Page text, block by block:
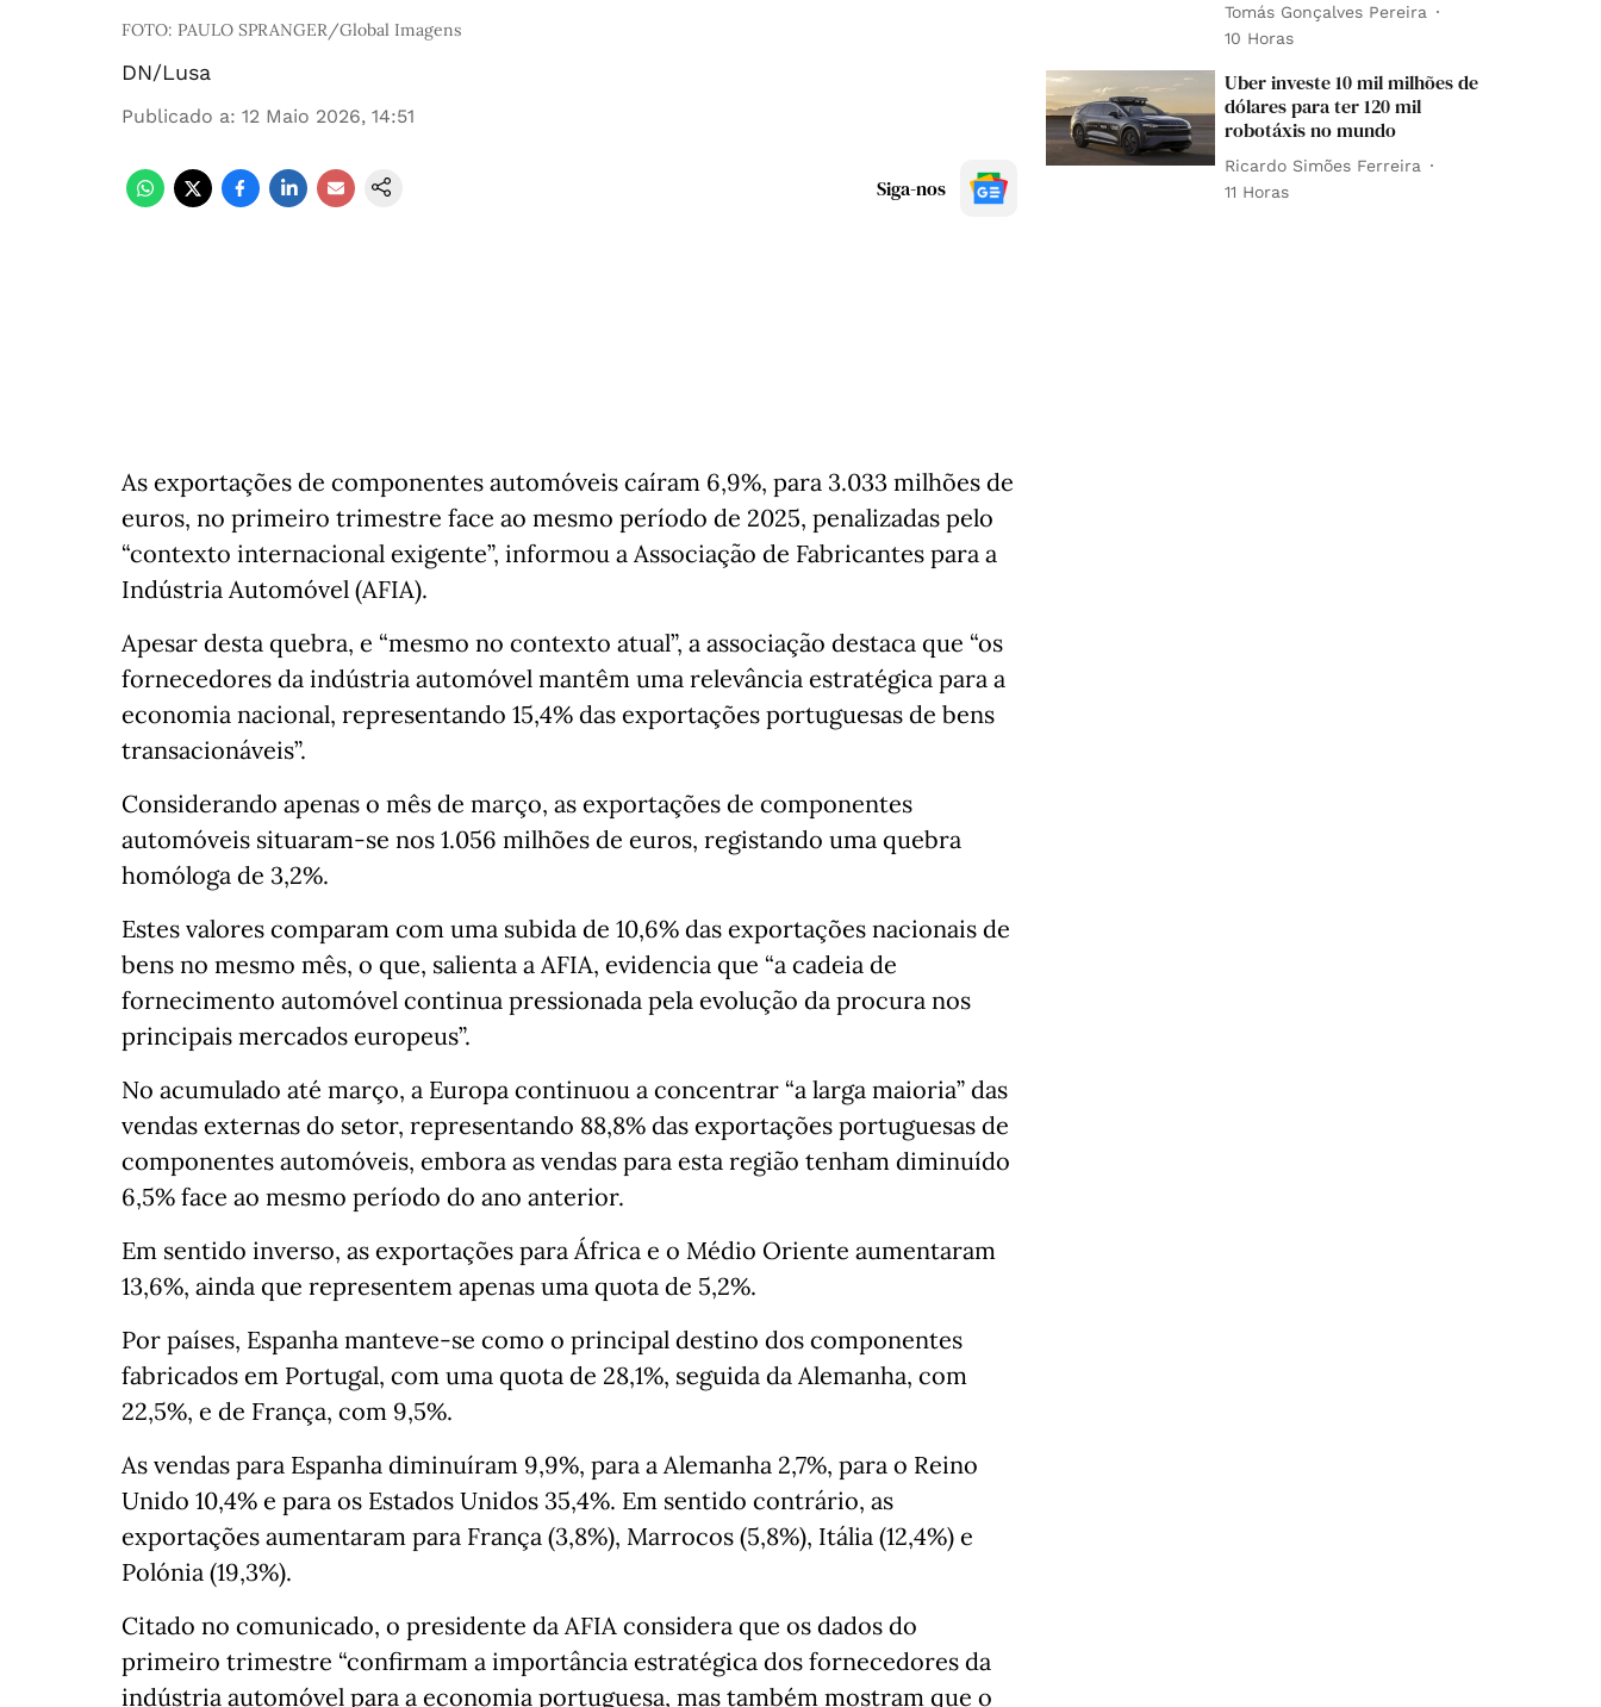
FOTO: PAULO SPRANGER/Global Imagens
DN/Lusa
Publicado a: 12 Maio 2026, 14:51
Siga-nos
As exportações de componentes automóveis caíram 6,9%, para 3.033 milhões de
euros, no primeiro trimestre face ao mesmo período de 2025, penalizadas pelo
“contexto internacional exigente”, informou a Associação de Fabricantes para a
Indústria Automóvel (AFIA).
Apesar desta quebra, e “mesmo no contexto atual”, a associação destaca que “os
fornecedores da indústria automóvel mantêm uma relevância estratégica para a
economia nacional, representando 15,4% das exportações portuguesas de bens
transacionáveis”.
Considerando apenas o mês de março, as exportações de componentes
automóveis situaram-se nos 1.056 milhões de euros, registando uma quebra
homóloga de 3,2%.
Estes valores comparam com uma subida de 10,6% das exportações nacionais de
bens no mesmo mês, o que, salienta a AFIA, evidencia que “a cadeia de
fornecimento automóvel continua pressionada pela evolução da procura nos
principais mercados europeus”.
No acumulado até março, a Europa continuou a concentrar “a larga maioria” das
vendas externas do setor, representando 88,8% das exportações portuguesas de
componentes automóveis, embora as vendas para esta região tenham diminuído
6,5% face ao mesmo período do ano anterior.
Em sentido inverso, as exportações para África e o Médio Oriente aumentaram
13,6%, ainda que representem apenas uma quota de 5,2%.
Por países, Espanha manteve-se como o principal destino dos componentes
fabricados em Portugal, com uma quota de 28,1%, seguida da Alemanha, com
22,5%, e de França, com 9,5%.
As vendas para Espanha diminuíram 9,9%, para a Alemanha 2,7%, para o Reino
Unido 10,4% e para os Estados Unidos 35,4%. Em sentido contrário, as
exportações aumentaram para França (3,8%), Marrocos (5,8%), Itália (12,4%) e
Polónia (19,3%).
Citado no comunicado, o presidente da AFIA considera que os dados do
primeiro trimestre “confirmam a importância estratégica dos fornecedores da
indústria automóvel para a economia portuguesa, mas também mostram que o
Tomás Gonçalves Pereira
10 Horas
Uber investe 10 mil milhões de
dólares para ter 120 mil
robotáxis no mundo
Ricardo Simões Ferreira
11 Horas